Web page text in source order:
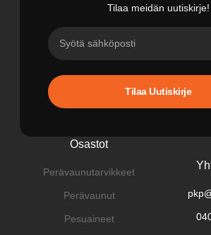
Tilaa meidän uutiskirje!
Tilaa Uutiskirje
Osastot
Perävaunutarvikkeet
Perävaunut
Pesuaineet